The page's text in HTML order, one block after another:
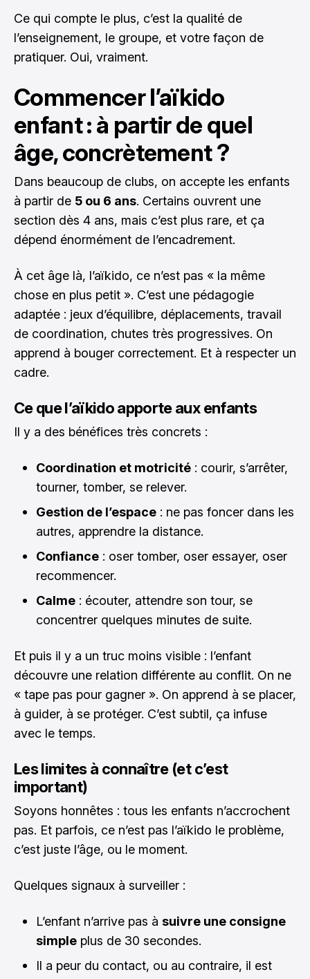
Ce qui compte le plus, c’est la qualité de
l’enseignement, le groupe, et votre façon de
pratiquer. Oui, vraiment.
Commencer l’aïkido
enfant : à partir de quel
âge, concrètement ?
Dans beaucoup de clubs, on accepte les enfants
à partir de 5 ou 6 ans. Certains ouvrent une
section dès 4 ans, mais c’est plus rare, et ça
dépend énormément de l’encadrement.
À cet âge là, l’aïkido, ce n’est pas « la même
chose en plus petit ». C’est une pédagogie
adaptée : jeux d’équilibre, déplacements, travail
de coordination, chutes très progressives. On
apprend à bouger correctement. Et à respecter un
cadre.
Ce que l’aïkido apporte aux enfants
Il y a des bénéfices très concrets :
Coordination et motricité : courir, s’arrêter,
tourner, tomber, se relever.
Gestion de l’espace : ne pas foncer dans les
autres, apprendre la distance.
Confiance : oser tomber, oser essayer, oser
recommencer.
Calme : écouter, attendre son tour, se
concentrer quelques minutes de suite.
Et puis il y a un truc moins visible : l’enfant
découvre une relation différente au conflit. On ne
« tape pas pour gagner ». On apprend à se placer,
à guider, à se protéger. C’est subtil, ça infuse
avec le temps.
Les limites à connaître (et c’est
important)
Soyons honnêtes : tous les enfants n’accrochent
pas. Et parfois, ce n’est pas l’aïkido le problème,
c’est juste l’âge, ou le moment.
Quelques signaux à surveiller :
L’enfant n’arrive pas à suivre une consigne
simple plus de 30 secondes.
Il a peur du contact, ou au contraire, il est